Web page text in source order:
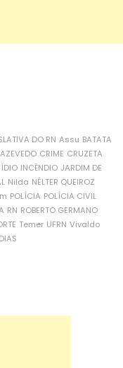
DO RN Assu BATATA
CRIME CRUZETA
INCÊNDIO JARDIM DE
Nilda NÉLTER QUEIROZ
POLÍCIA POLÍCIA CIVIL
RN ROBERTO GERMANO
Temer UFRN Vivaldo